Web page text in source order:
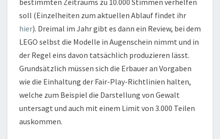
bestimmten Zeitraums zu 10.000 Stimmen verhelfen
soll (Einzelheiten zum aktuellen Ablauf findet ihr
hier). Dreimal im Jahr gibt es dann ein Review, bei dem
LEGO selbst die Modelle in Augenschein nimmt und in
der Regel eins davon tatsächlich produzieren lässt.
Grundsätzlich müssen sich die Erbauer an Vorgaben
wie die Einhaltung der Fair-Play-Richtlinien halten,
welche zum Beispiel die Darstellung von Gewalt
untersagt und auch mit einem Limit von 3.000 Teilen
auskommen.